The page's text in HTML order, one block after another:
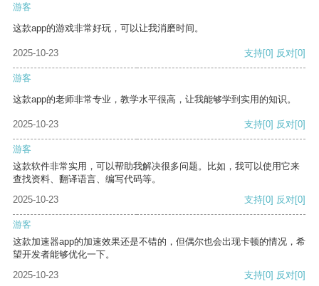
游客
这款app的游戏非常好玩，可以让我消磨时间。
2025-10-23 支持[0] 反对[0]
游客
这款app的老师非常专业，教学水平很高，让我能够学到实用的知识。
2025-10-23 支持[0] 反对[0]
游客
这款软件非常实用，可以帮助我解决很多问题。比如，我可以使用它来
查找资料、翻译语言、编写代码等。
2025-10-23
支持[0] 反对[0]
游客
这款加速器app的加速效果还是不错的，但偶尔也会出现卡顿的情况，希
望开发者能够优化一下。
2025-10-23
支持[0] 反对[0]